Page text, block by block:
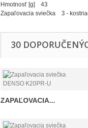
Hmotnosť [g] 43
Zapaľovacia sviečka 3 -
30
ZAPAĽOVACIA...